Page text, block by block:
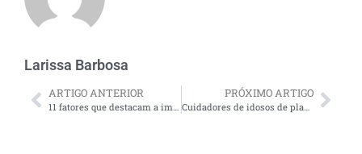
Larissa Barbosa
ARTIGO ANTERIOR
11 fatores que destacam a importância da atividade física na vida do idoso
PRÓXIMO ARTIGO
Cuidadores de idosos de plantão 24 horas por dia funcionam como um seguro para a família